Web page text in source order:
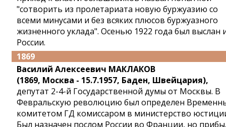
"сотворить из пролетариата новую буржуазию со
всеми минусами и без всяких плюсов буржуазного
жизненного уклада". Осенью 1922 года был выслан
России.
1869
Василий Алексеевич МАКЛАКОВ
(1869, Москва - 15.7.1957, Баден, Швейцария),
депутат 2-4-й Государственной думы от Москвы. В
Февральскую революцию был определен
комитетом ГД комиссаром в министерство
Был назначен послом России во Франции, но